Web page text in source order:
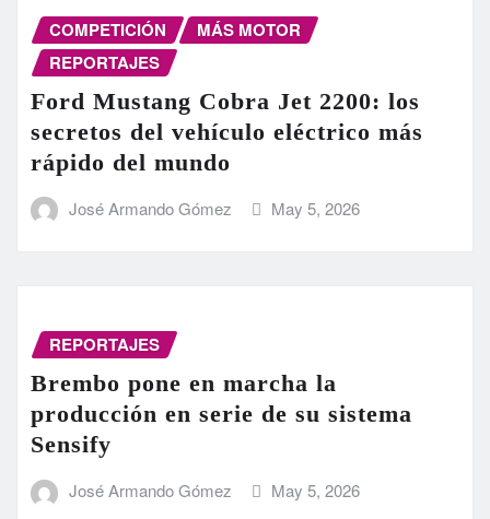
COMPETICIÓN
MÁS MOTOR
REPORTAJES
Ford Mustang Cobra Jet 2200: los
secretos del vehículo eléctrico más
rápido del mundo
José Armando Gómez May 5, 2026
REPORTAJES
Brembo pone en marcha la
producción en serie de su sistema
Sensify
José Armando Gómez May 5, 2026